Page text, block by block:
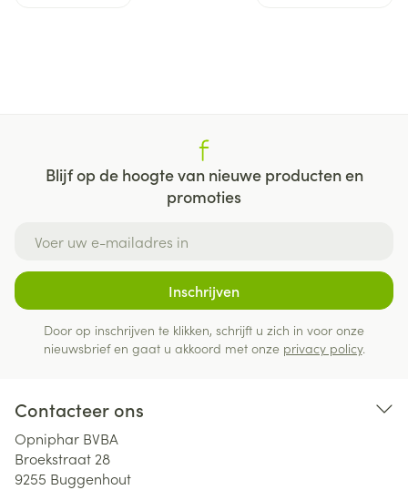
Blijf op de hoogte van nieuwe producten en
promoties
Inschrijven
Door op inschrijven te klikken, schrijft u zich in voor onze
nieuwsbrief en gaat u akkoord met onze privacy policy.
Contacteer ons
Opniphar BVBA
Broekstraat 28
9255 Buggenhout